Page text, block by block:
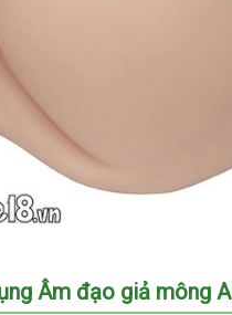
Âm đạo giả mông